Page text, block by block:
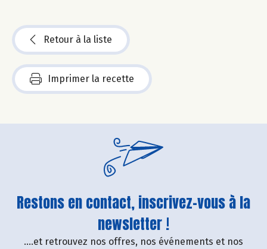
Retour à la liste
Imprimer la recette
Restons en contact, inscrivez-vous à la
newsletter !
....et retrouvez nos offres, nos événements et nos